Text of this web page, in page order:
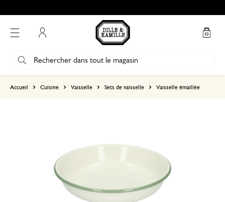
Accueil Cuisine Vaisselle Sets de vaisselle Vaisselle émaillée
1